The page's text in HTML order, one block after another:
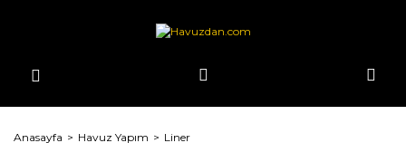
Anasayfa Havuz Yapım Liner